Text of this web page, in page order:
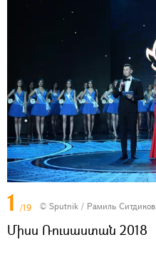
1 /19 © Sputnik / Рамиль Ситдиков
Միսս Ռուսաստան 2018